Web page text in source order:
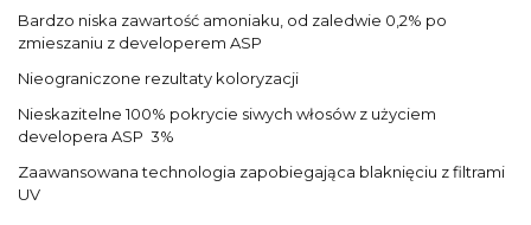
Bardzo niska zawartość amoniaku, od zaledwie 0,2% po
zmieszaniu z developerem ASP
Nieograniczone rezultaty koloryzacji
Nieskazitelne 100% pokrycie siwych włosów z użyciem
developera ASP 3%
Zaawansowana technologia zapobiegająca blaknięciu z filtrami
UV